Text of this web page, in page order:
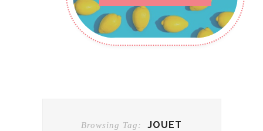
Browsing Tag: JOUET